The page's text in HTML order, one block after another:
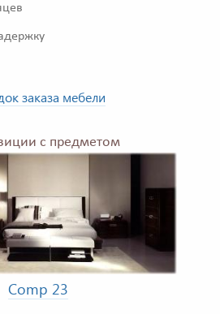
заказа мебели
с предметом
Comp 23